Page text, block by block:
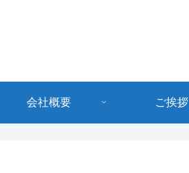
会社概要 ご挨拶